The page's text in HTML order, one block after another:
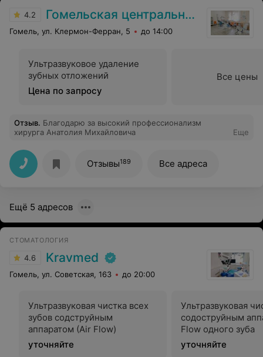
доктор, за Вашу работу!
4.2 Гомельская центральная городская стоматологическая поликлиника
Гомель, ул. Клермон-Ферран, 5 до 14:00
Ультразвуковое удаление
зубных отложений
Цена по запросу
Все цены
Отзыв. Благодарю за высокий профессионализм
хирурга Анатолия Михайловича
Еще
Отзывы189 Все адреса
Ещё 5 адресов
СТОМАТОЛОГИЯ
4.6 Kravmed
Гомель, ул. Советская, 163 до 20:00
Ультразвуковая чистка всех
зубов содструйным
аппаратом (Air Flow)
уточняйте
Ультразвуковая
содоструйным
Flow одного зуба
уточняйте